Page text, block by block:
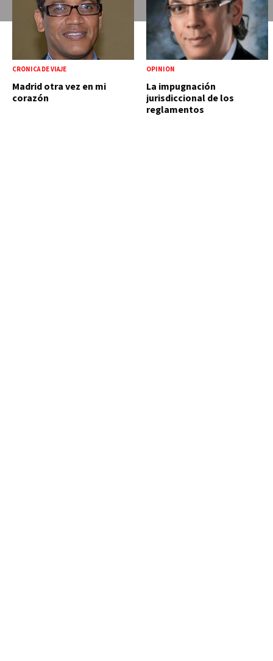
CRÓNICA DE VIAJE
Madrid otra vez en mi
corazón
OPINIÓN
La impugnación
jurisdiccional de los
reglamentos